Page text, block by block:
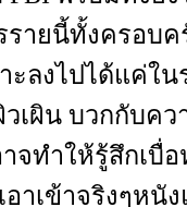
รายนี้ทั้งครอบ
ะลงไปได้แค่ใ
เผิน บวกกับคว
จทำให้รู้สึกเบื่
าเข้าจริงๆหนั